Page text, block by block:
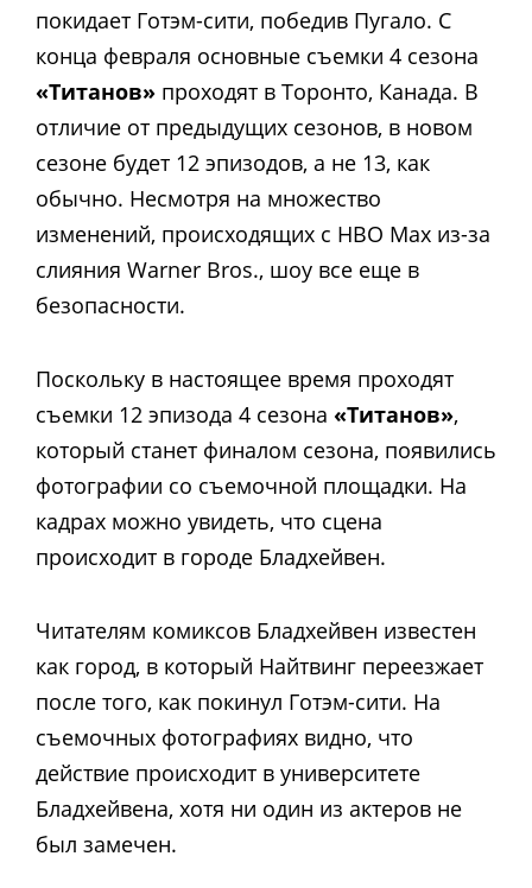
покидает Готэм-сити, победив Пугало. С
конца февраля основные съемки 4 сезона
«Титанов» проходят в Торонто, Канада. В
отличие от предыдущих сезонов, в новом
сезоне будет 12 эпизодов, а не 13, как
обычно. Несмотря на множество
изменений, происходящих с HBO Max из-за
слияния Warner Bros., шоу все еще в
безопасности.
Поскольку в настоящее время проходят
съемки 12 эпизода 4 сезона «Титанов»,
который станет финалом сезона, появились
фотографии со съемочной площадки. На
кадрах можно увидеть, что сцена
происходит в городе Бладхейвен.
Читателям комиксов Бладхейвен известен
как город, в который Найтвинг переезжает
после того, как покинул Готэм-сити. На
съемочных фотографиях видно, что
действие происходит в университете
Бладхейвена, хотя ни один из актеров не
был замечен.